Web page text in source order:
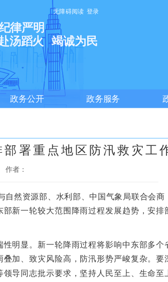
登录
无障碍阅读
律严明
汤蹈火
竭诚为民
政务公开 政务服务
署重点地区防汛救灾工
作者：
然资源部、水利部、中国气象局联合会商
新一轮较大范围降雨过程发展趋势，安排
明显。新一轮降雨过程将影响中东部多个
加、致灾风险高，防汛形势严峻复杂。要
导同志批示要求，坚持人民至上、生命至